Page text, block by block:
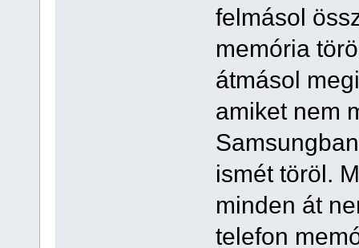
felmásol
memória
átmásol
amiket nem
ismét töröl.
minden át
telefon